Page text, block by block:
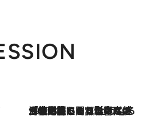
2026.8.3
「住宅建てられない…」「サーチャージ料の高値が続いている」ホルムズ海峡封鎖による影響はいつまで続く？《エネルギー専門家に聞く“どうなる日本の暮らし”》